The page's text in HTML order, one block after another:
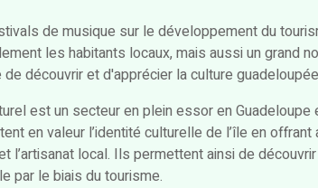
de musique sur le développement du
les habitants locaux, mais aussi un grand
de découvrir et d'apprécier la culture
est un secteur en plein essor en
en valeur l’identité culturelle de l’île en
l’artisanat local. Ils permettent ainsi de
par le biais du tourisme.